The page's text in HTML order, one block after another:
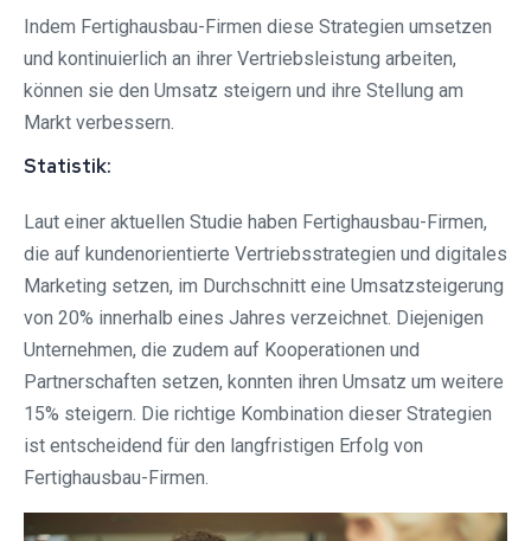
Indem Fertighausbau-Firmen diese Strategien umsetzen
und kontinuierlich an ihrer Vertriebsleistung arbeiten,
können sie den Umsatz steigern und ihre Stellung am
Markt verbessern.
Statistik:
Laut einer aktuellen Studie haben Fertighausbau-Firmen,
die auf kundenorientierte Vertriebsstrategien und digitales
Marketing setzen, im Durchschnitt eine Umsatzsteigerung
von 20% innerhalb eines Jahres verzeichnet. Diejenigen
Unternehmen, die zudem auf Kooperationen und
Partnerschaften setzen, konnten ihren Umsatz um weitere
15% steigern. Die richtige Kombination dieser Strategien
ist entscheidend für den langfristigen Erfolg von
Fertighausbau-Firmen.